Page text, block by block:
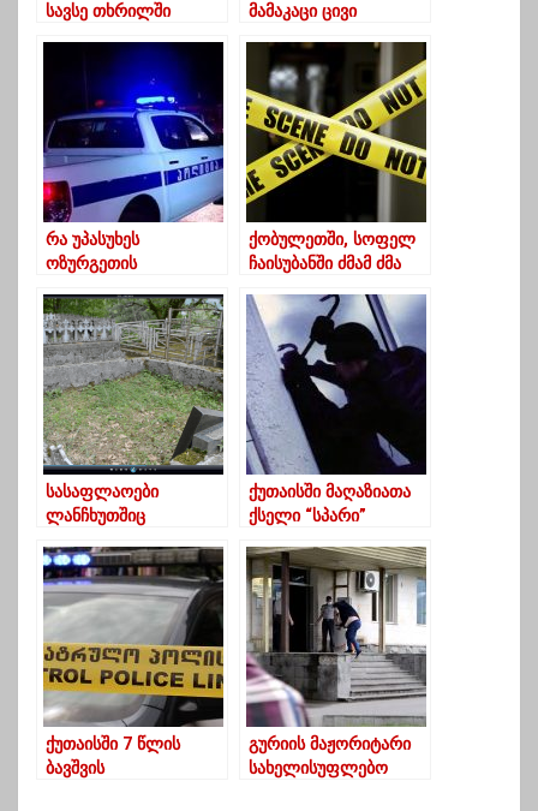
სავსე თხრილში
იპოვეს – მას ორი დღე
ეძებდნენ
მამაკაცი ცივი
(ექსკლუზივი)
რა უპასუხეს
ოზურგეთის
გოგოს, რომელსაც
თავს უცხო მამაკაცი
დაესხა
ქობულეთში, სოფელ
ჩაისუბანში ძმამ ძმა
სასაფლაოები
ლანჩხუთშიც
ქუთაისში მაღაზიათა
ქსელი “სპარი”
ქუთაისში 7 წლის
ბავშვის
გურიის მაჟორიტარი
სახელისუფლებო